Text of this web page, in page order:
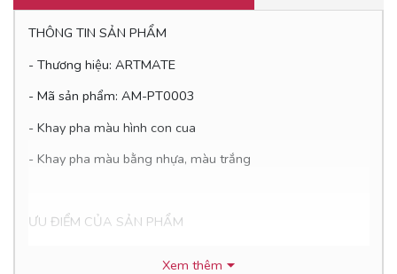
THÔNG TIN SẢN PHẨM
- Thương hiệu: ARTMATE
- Mã sản phẩm: AM-PT0003
- Khay pha màu hình con cua
- Khay pha màu bằng nhựa, màu trắng
ƯU ĐIỂM CỦA SẢN PHẨM
Xem thêm